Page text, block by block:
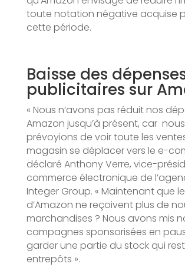
toute notation négative acquise
cette période.
Baisse des
publicitaires sur
« Nous n’avons pas réduit nos
Amazon jusqu’à présent, car nous
prévoyions de voir toute les
magasin se déplacer vers le e-
déclaré Anthony Verre, vice-
commerce électronique de
Integer Group. « Maintenant que
d’Amazon ne reçoivent plus de
marchandises ? Nous avons mis
campagnes sponsorisées en
garder une partie du stock qui
entrepôts ».